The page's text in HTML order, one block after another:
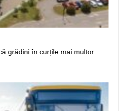
grădini în curțile mai multor